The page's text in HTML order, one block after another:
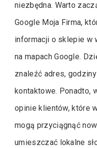
niezbędna. Warto
Google Moja Firma,
informacji o sklepie w
na mapach Google.
znaleźć adres,
kontaktowe. Ponadto,
opinie klientów, które
mogą przyciągnąć
umieszczać lokalne